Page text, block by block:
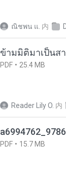
ณิชพน แ. 内
ข้ามมิติมาเป็นส
PDF 25.4 MB
Reader Lily O. 内
PDF 15.7 MB